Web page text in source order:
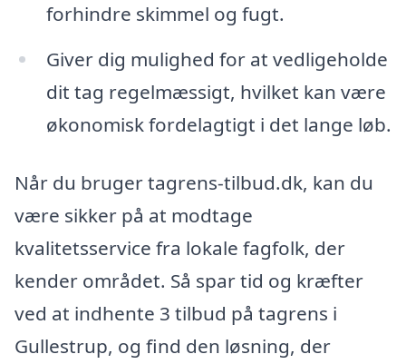
forhindre skimmel og fugt.
Giver dig mulighed for at vedligeholde
dit tag regelmæssigt, hvilket kan være
økonomisk fordelagtigt i det lange løb.
Når du bruger tagrens-tilbud.dk, kan du
være sikker på at modtage
kvalitetsservice fra lokale fagfolk, der
kender området. Så spar tid og kræfter
ved at indhente 3 tilbud på tagrens i
Gullestrup, og find den løsning, der